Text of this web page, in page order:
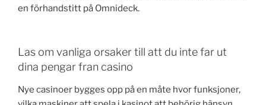
en förhandstitt på Omnideck.
Las om vanliga orsaker till att du inte far ut
dina pengar fran casino
Nye casinoer bygges opp på en måte hvor funksjoner,